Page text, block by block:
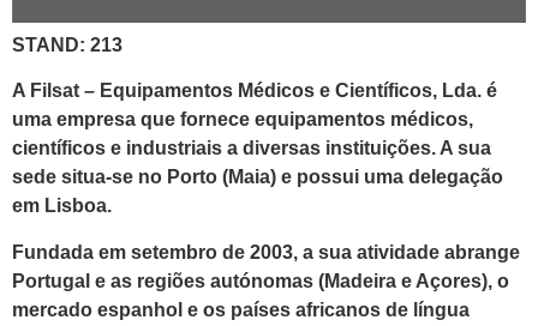
STAND: 213
A Filsat – Equipamentos Médicos e Científicos, Lda. é
uma empresa que fornece equipamentos médicos,
científicos e industriais a diversas instituições. A sua
sede situa-se no Porto (Maia) e possui uma delegação
em Lisboa.
Fundada em setembro de 2003, a sua atividade abrange
Portugal e as regiões autónomas (Madeira e Açores), o
mercado espanhol e os países africanos de língua